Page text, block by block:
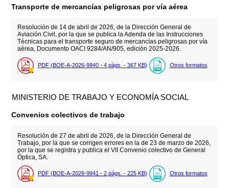
Transporte de mercancías peligrosas por vía aérea
Resolución de 14 de abril de 2026, de la Dirección General de
Aviación Civil, por la que se publica la Adenda de las Instrucciones
Técnicas para el transporte seguro de mercancías peligrosas por vía
aérea, Documento OACI 9284/AN/905, edición 2025-2026.
PDF (BOE-A-2026-9940 - 4 págs. - 367 KB) Otros formatos
MINISTERIO DE TRABAJO Y ECONOMÍA SOCIAL
Convenios colectivos de trabajo
Resolución de 27 de abril de 2026, de la Dirección General de
Trabajo, por la que se corrigen errores en la de 23 de marzo de 2026,
por la que se registra y publica el VII Convenio colectivo de General
Óptica, SA.
PDF (BOE-A-2026-9941 - 2 págs. - 225 KB) Otros formatos